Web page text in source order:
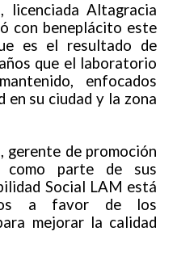
licenciada Altagracia
con beneplácito este
es el resultado de
que el laboratorio
enfocados
en su ciudad y la zona
gerente de promoción
parte de sus
Social LAM está
a favor de los
mejorar la calidad